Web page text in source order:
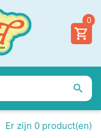
0

Er zijn 0 product(en)